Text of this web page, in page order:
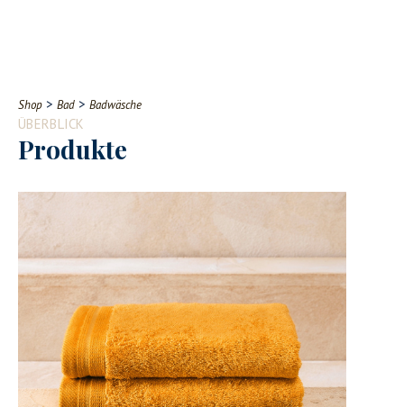
Contact
Shop > Bad > Badwäsche
ÜBERBLICK
Produkte